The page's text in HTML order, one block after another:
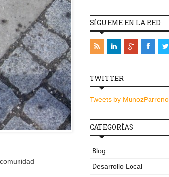
SÍGUEME EN LA RED
TWITTER
Tweets by MunozParreno
CATEGORÍAS
Blog
Desarrollo Local